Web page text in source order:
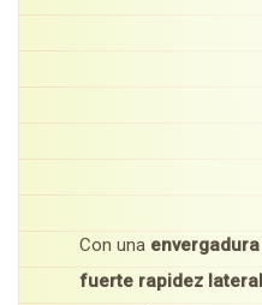
Con una envergadura
fuerte rapidez lateral